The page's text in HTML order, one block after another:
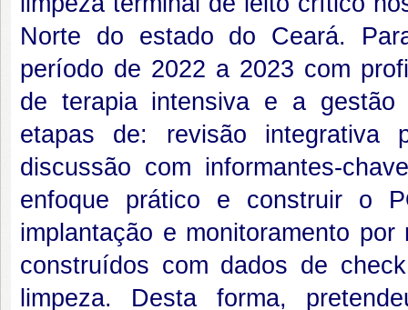
Norte do estado do Ceará.
período de 2022 a 2023 com
de terapia intensiva e a gestão
etapas de: revisão integrativa
discussão com informantes-
enfoque prático e construir o
implantação e monitoramento
construídos com dados de
limpeza. Desta forma,